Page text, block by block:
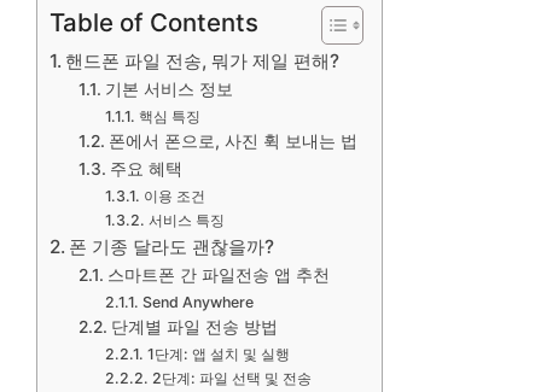
Table of Contents
핸드폰 파일 전송, 뭐가 제일 편해?
기본 서비스 정보
핵심 특징
폰에서 폰으로, 사진 휙 보내는 법
주요 혜택
이용 조건
서비스 특징
폰 기종 달라도 괜찮을까?
스마트폰 간 파일전송 앱 추천
Send Anywhere
단계별 파일 전송 방법
1단계: 앱 설치 및 실행
2단계: 파일 선택 및 전송